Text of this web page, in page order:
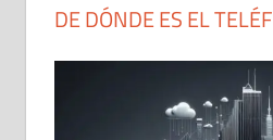
DE DÓNDE ES EL